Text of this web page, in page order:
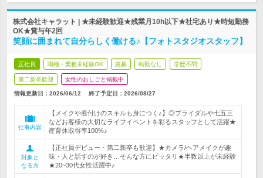
株式会社キャラット | ★未経験歓迎★残業月10h以下★社宅あり★時短勤務
OK★賞与年2回
笑顔に囲まれて自分らしく働ける♪【フォトスタジオスタッフ】
正社員 職種・業種未経験OK 急募 転勤なし 学歴不問
第二新卒歓迎 女性のおしごと掲載中
情報更新日：2026/06/12 終了予定日： 2026/08/27
仕事内容
【メイクや着付けのスキルも身につく♪】◎ブライダルや七五三
などお客様の大切なライフイベントを彩るスタッフとして活躍★
産育休取得率100%♪
対象と
なる方
【正社員デビュー・第二新卒も歓迎】★カメラ/ヘアメイクが趣
味・人と話すのが好き…そんな方にピッタリ★半数以上が未経験
★20~30代女性活躍中♪